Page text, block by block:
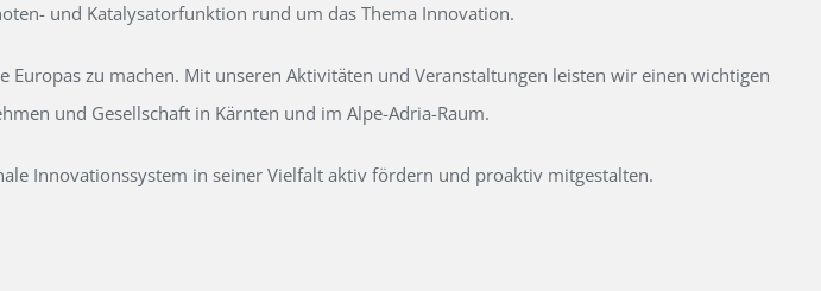
und Katalysatorfunktion rund um das Thema Innovation.
zu machen. Mit unseren Aktivitäten und Veranstaltungen leisten wir einen wichtigen
und Gesellschaft in Kärnten und im Alpe-Adria-Raum.
Innovationssystem in seiner Vielfalt aktiv fördern und proaktiv mitgestalten.